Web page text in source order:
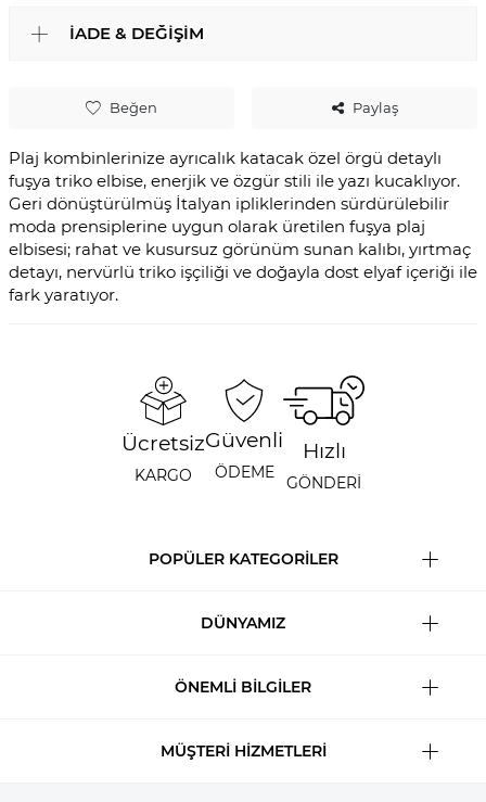
Beğen Paylaş
Plaj kombinlerinize ayrıcalık katacak özel örgü detaylı
fuşya triko elbise, enerjik ve özgür stili ile yazı kucaklıyor.
Geri dönüştürülmüş İtalyan ipliklerinden sürdürülebilir
moda prensiplerine uygun olarak üretilen fuşya plaj
elbisesi; rahat ve kusursuz görünüm sunan kalıbı, yırtmaç
detayı, nervürlü triko işçiliği ve doğayla dost elyaf içeriği ile
fark yaratıyor.
İADE & DEĞIŞIM
Ücretsiz
KARGO
Güvenli
ÖDEME
Hızlı
GÖNDERİ
POPÜLER KATEGORİLER
DÜNYAMIZ
ÖNEMLİ BİLGİLER
MÜŞTERİ HİZMETLERİ